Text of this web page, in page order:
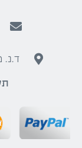
ד.נ. משגב